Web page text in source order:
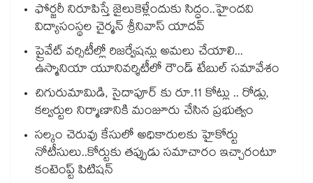
ఫోర్జరీ నిరూపిస్తే జైలుకెళ్లేందుకు సిద్ధం..హైందవి
విద్యాసంస్థల చైర్మన్ శ్రీనివాస్ యాదవ్
ప్రైవేట్ వర్సిటీల్లో రిజర్వేషన్లు అమలు చేయాలి...
ఉస్మానియా యూనివర్శిటీలో రౌండ్ టేబుల్ సమావేశం
చిగురుమామిడి, సైదాపూర్ కు రూ.11 కోట్లు .. రోడ్లు,
కల్వర్టుల నిర్మాణానికి మంజూరు చేసిన ప్రభుత్వం
సల్కం చెరువు కేసులో అధికారులకు హైకోర్టు
నోటీసులు..కోర్టుకు తప్పుడు సమాచారం ఇచ్చారంటూ
కంటెంప్ట్ పిటిషన్‌‌